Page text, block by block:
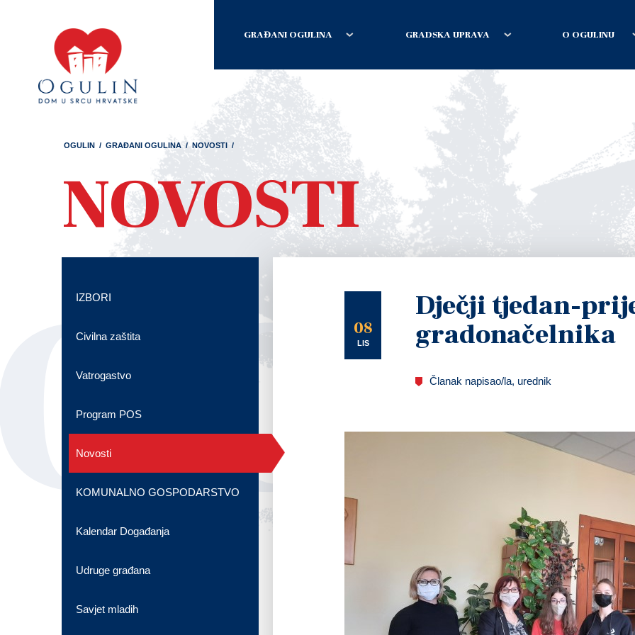
GRAĐANI OGULINA GRADSKA UPRAVA O OGULINU
OGULIN / GRAĐANI OGULINA / NOVOSTI /
NOVOSTI
08
LIS
Dječji tjedan-
gradonačelnika
Članak napisao/la, urednik
IZBORI
Civilna zaštita
Vatrogastvo
Program POS
Novosti
KOMUNALNO GOSPODARSTVO
Kalendar Događanja
Udruge građana
Savjet mladih